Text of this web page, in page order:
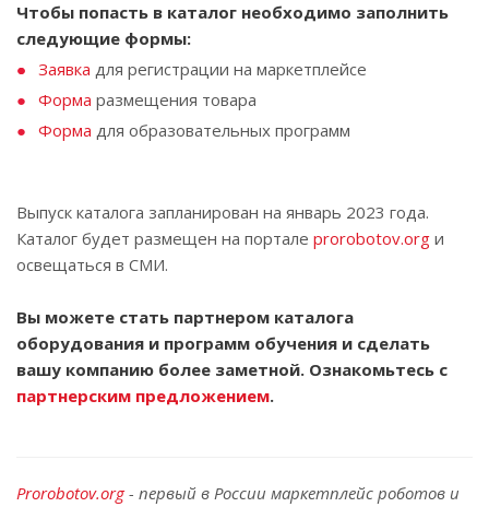
Чтобы попасть в каталог необходимо заполнить
следующие формы:
Заявка для регистрации на маркетплейсе
Форма размещения товара
Форма для образовательных программ
Выпуск каталога запланирован на январь 2023 года.
Каталог будет размещен на портале prorobotov.org и
освещаться в СМИ.
Вы можете стать партнером каталога
оборудования и программ обучения и сделать
вашу компанию более заметной. Ознакомьтесь с
партнерским предложением.
Prorobotov.org- первый в России маркетплейс роботов и